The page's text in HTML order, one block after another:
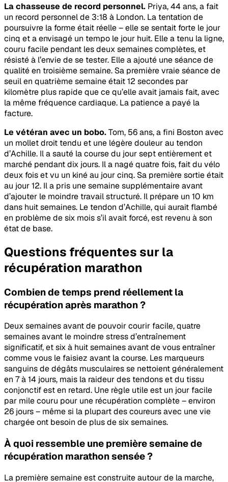
La chasseuse de record personnel. Priya, 44 ans, a fait
un record personnel de 3:18 à London. La tentation de
poursuivre la forme était réelle – elle se sentait forte le jour
cinq et a envisagé un tempo le jour huit. Elle a tenu la ligne,
couru facile pendant les deux semaines complètes, et
résisté à l’envie de se tester. Elle a ajouté une séance de
qualité en troisième semaine. Sa première vraie séance de
seuil en quatrième semaine était 12 secondes par
kilomètre plus rapide que ce qu’elle avait jamais fait, avec
la même fréquence cardiaque. La patience a payé la
facture.
Le vétéran avec un bobo.Tom, 56 ans, a fini Boston avec
un mollet droit tendu et une légère douleur au tendon
d’Achille. Il a sauté la course du jour sept entièrement et
marché pendant dix jours. Il a nagé quatre fois, fait du vélo
deux fois et vu un kiné au jour cinq. Sa première sortie était
au jour 12. Il a pris une semaine supplémentaire avant
d’ajouter le moindre travail structuré. Il prépare un 10 km
dans huit semaines. Le tendon d’Achille, qui aurait flambé
en problème de six mois s’il avait forcé, est revenu à son
état de base.
Questions fréquentes sur la
récupération marathon
Combien de temps prend réellement la
récupération après marathon ?
Deux semaines avant de pouvoir courir facile, quatre
semaines avant le moindre stress d’entraînement
significatif, et six à huit semaines avant de vous entraîner
comme vous le faisiez avant la course. Les marqueurs
sanguins de dégâts musculaires se nettoient généralement
en 7 à 14 jours, mais la raideur des tendons et du tissu
conjonctif est en retard. Une règle utile est un jour facile
par mile couru pour une récupération complète – environ
26 jours – même si la plupart des coureurs avec une vie
chargée ont besoin de plus de six semaines.
À quoi ressemble une première semaine de
récupération marathon sensée ?
La première semaine est construite autour de la marche,